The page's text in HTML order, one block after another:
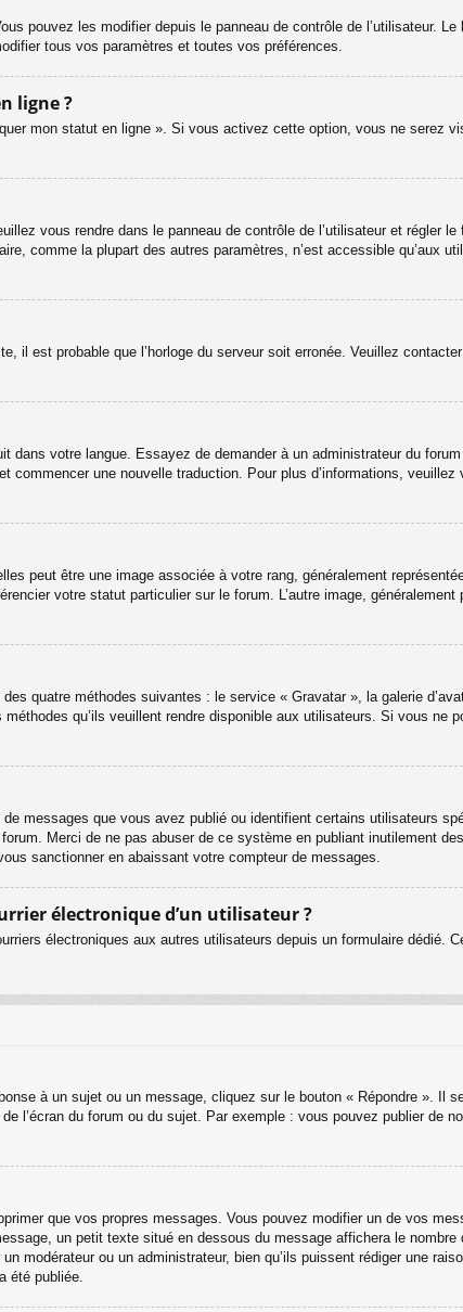
pouvez les modifier depuis le panneau de contrôle de l’utilisateur.
tous vos paramètres et toutes vos préférences.
ligne ?
mon statut en ligne ». Si vous activez cette option, vous ne serez
vous rendre dans le panneau de contrôle de l’utilisateur et régler
comme la plupart des autres paramètres, n’est accessible qu’aux
il est probable que l’horloge du serveur soit erronée. Veuillez
votre langue. Essayez de demander à un administrateur du
une nouvelle traduction. Pour plus d’informations, veuillez
peut être une image associée à votre rang, généralement
votre statut particulier sur le forum. L’autre image,
quatre méthodes suivantes : le service « Gravatar », la galerie
qu’ils veuillent rendre disponible aux utilisateurs. Si vous ne
messages que vous avez publié ou identifient certains utilisateurs
Merci de ne pas abuser de ce système en publiant inutilement
sanctionner en abaissant votre compteur de messages.
électronique d’un utilisateur ?
électroniques aux autres utilisateurs depuis un formulaire dédié.
à un sujet ou un message, cliquez sur le bouton « Répondre ». Il
l’écran du forum ou du sujet. Par exemple : vous pouvez publier de
que vos propres messages. Vous pouvez modifier un de vos
un petit texte situé en dessous du message affichera le
modérateur ou un administrateur, bien qu’ils puissent rédiger une
été publiée.